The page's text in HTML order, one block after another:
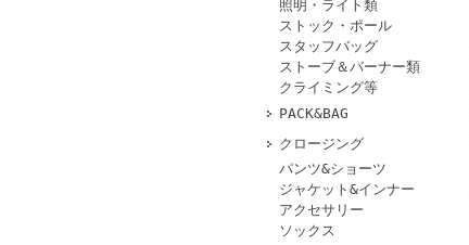
照明・ライト類
ストック・ポール
スタッフバッグ
ストーブ＆バーナー類
クライミング等
PACK&BAG
クロージング
パンツ&ショーツ
ジャケット&インナー
アクセサリー
ソックス